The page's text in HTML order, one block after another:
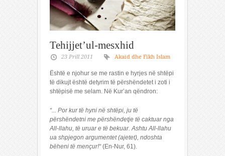
Tehijjet’ul-mesxhid
23 Prill 2011 Akaid dhe Fikh Islam
Është e njohur se me rastin e hyrjes në shtëpi
të dikujt është detyrim të përshëndetet i zoti i
shtëpisë me selam. Në Kur’an qëndron:
“... Por kur të hyni në shtëpi, ju të
përshëndetni me përshëndetje të caktuar nga
All-llahu, të uruar e të bekuar. Ashtu All-llahu
ua shpjegon argumentet (ajetet), ndoshta
bëheni të mençur!“(En-Nur, 61).